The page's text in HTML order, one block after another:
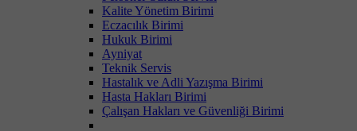
Kalite Yönetim Birimi
Eczacılık Birimi
Hukuk Birimi
Ayniyat
Teknik Servis
Hastalık ve Adli Yazışma Birimi
Hasta Hakları Birimi
Çalışan Hakları ve Güvenliği Birimi